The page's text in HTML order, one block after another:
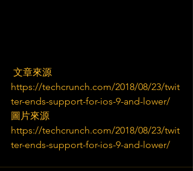
文章來源
https://techcrunch.com/2018/08/23/twit
ter-ends-support-for-ios-9-and-lower/
圖片來源
https://techcrunch.com/2018/08/23/twit
ter-ends-support-for-ios-9-and-lower/